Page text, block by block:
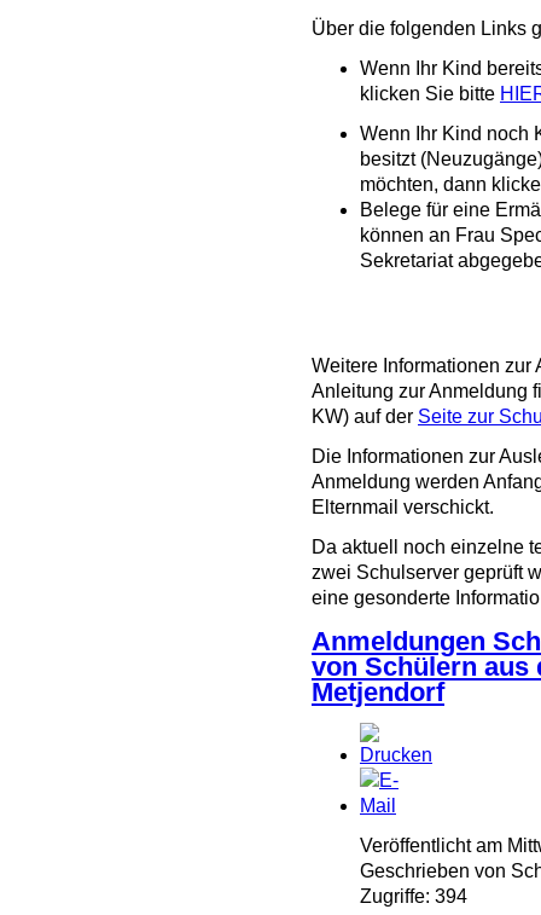
Über die folgenden Links
Wenn Ihr Kind
klicken Sie bitte
Wenn Ihr Kind noch
besitzt
möchten, dann
Belege für eine
können an Frau
Sekretariat
Weitere Informationen
Anleitung zur Anmeldung
KW) auf der Seite zur
Die Informationen zur
Anmeldung werden
Elternmail verschickt.
Da aktuell noch einzelne
zwei Schulserver geprüft
eine gesonderte
Anmeldungen
von Schülern aus
Metjendorf
Veröffentlicht am
Geschrieben von
Zugriffe: 394